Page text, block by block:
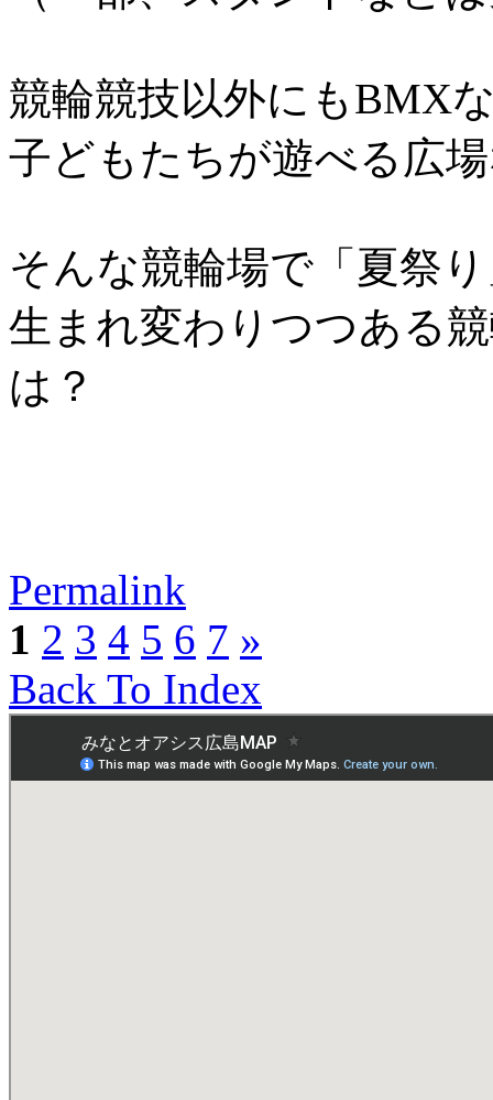
競輪競技以外にもBMX
子どもたちが遊べる広
そんな競輪場で「夏祭
生まれ変わりつつある
は？
Permalink
1 2 3 4 5 6 7 »
Back To Index